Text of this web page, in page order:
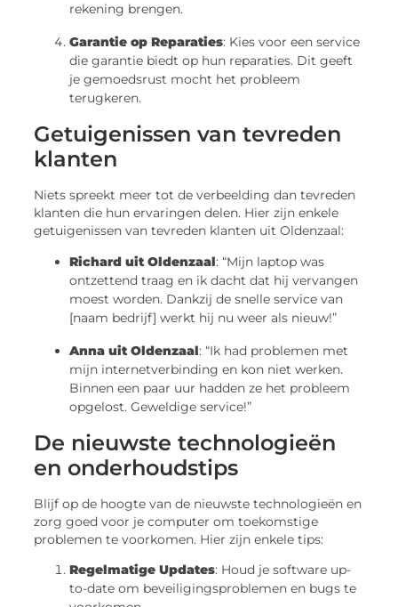
rekening brengen.
Garantie op Reparaties: Kies voor een service
die garantie biedt op hun reparaties. Dit geeft
je gemoedsrust mocht het probleem
terugkeren.
Getuigenissen van tevreden
klanten
Niets spreekt meer tot de verbeelding dan tevreden
klanten die hun ervaringen delen. Hier zijn enkele
getuigenissen van tevreden klanten uit Oldenzaal:
Richard uit Oldenzaal: “Mijn laptop was
ontzettend traag en ik dacht dat hij vervangen
moest worden. Dankzij de snelle service van
[naam bedrijf] werkt hij nu weer als nieuw!”
Anna uit Oldenzaal: “Ik had problemen met
mijn internetverbinding en kon niet werken.
Binnen een paar uur hadden ze het probleem
opgelost. Geweldige service!”
De nieuwste technologieën
en onderhoudstips
Blijf op de hoogte van de nieuwste technologieën en
zorg goed voor je computer om toekomstige
problemen te voorkomen. Hier zijn enkele tips:
Regelmatige Updates: Houd je software up-
to-date om beveiligingsproblemen en bugs te